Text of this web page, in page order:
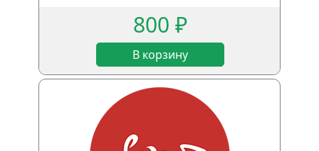
800 ₽
В корзину